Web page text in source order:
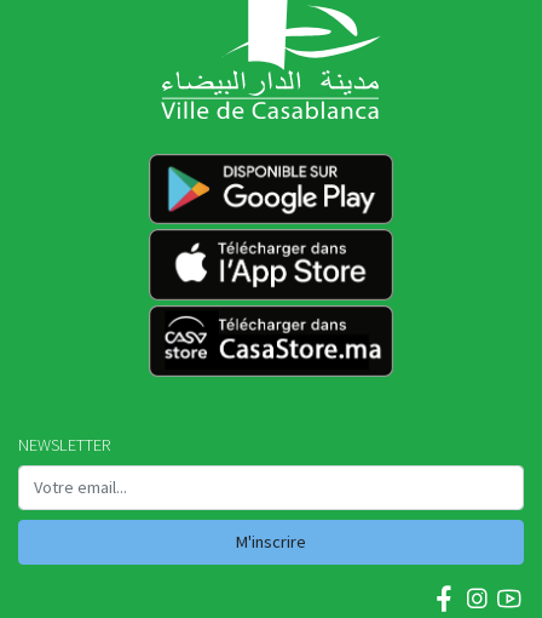
NEWSLETTER
M'inscrire